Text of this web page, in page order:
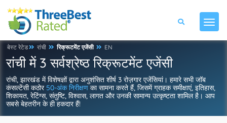
बेस्ट रेटेड रांची रिक्रूटमेंट एजेंसी EN
रांची में 3 सर्वश्रेष्ठ रिक्रूटमेंट एजेंसी
रांची, झारखंड में विशेषज्ञों द्वारा अनुशंसित शीर्ष 3 रोज़गार एजेंसियां। हमारे सभी जॉब
कंसल्टेंसी कठोर 50-अंक निरीक्षण का सामना करते हैं, जिसमें ग्राहक समीक्षाएं, इतिहास,
शिकायत, रेटिंग्स, संतुष्टि, विश्वास, लागत और उनकी सामान्य उत्कृष्टता शामिल है। आप
सबसे बेहतरीन के ही हकदार हैं!